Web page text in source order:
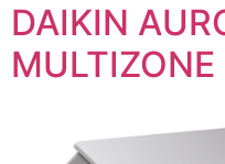
DAIKIN
MULTIZONE